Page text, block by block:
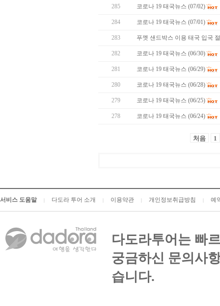
285 코로나 19 태국뉴스 (07/02)
284 코로나 19 태국뉴스 (07/01)
283 푸껫 샌드박스 이용 태국 입국
282 코로나 19 태국뉴스 (06/30)
281 코로나 19 태국뉴스 (06/29)
280 코로나 19 태국뉴스 (06/28)
279 코로나 19 태국뉴스 (06/25)
278 코로나 19 태국뉴스 (06/24)
처음 1
서비스 도움말 다도라 투어 소개 이용약관 개인정보취급방침 예
다도라투어는 빠
궁금하신 문의사
습니다.